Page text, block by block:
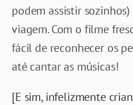
podem assistir
viagem. Com o filme
fácil de reconhecer os
até cantar as músicas!
[E sim, infelizmente